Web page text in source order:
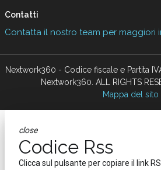
Contatti
Contatta il nostro team per maggiori
Nextwork360 - Codice fiscale e Partita
Nextwork360. ALL RIGHTS
Mappa del sito
close
Codice Rss
Clicca sul pulsante per copiare il link